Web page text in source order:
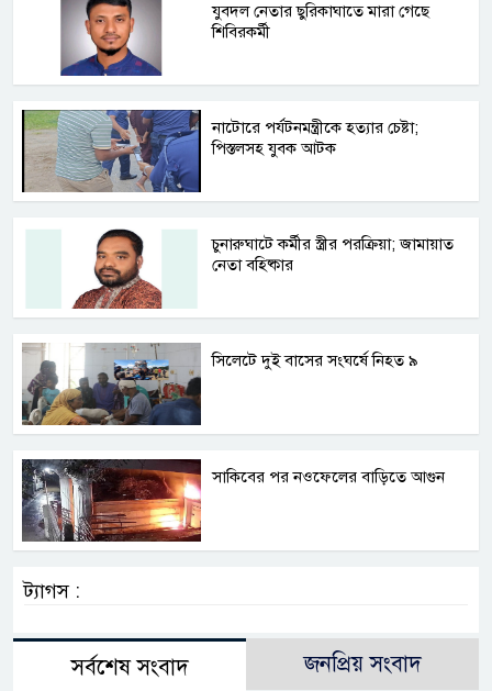
যুবদল নেতার ছুরিকাঘাতে মারা গেছে
শিবিরকর্মী
নাটোরে পর্যটনমন্ত্রীকে হত্যার চেষ্টা;
পিস্তলসহ যুবক আটক
চুনারুঘাটে কর্মীর স্ত্রীর পরক্রিয়া; জামায়াত
নেতা বহিষ্কার
সিলেটে দুই বাসের সংঘর্ষে নিহত ৯
সাকিবের পর নওফেলের বাড়িতে আগুন
ট্যাগস :
সর্বশেষ সংবাদ জনপ্রিয় সংবাদ